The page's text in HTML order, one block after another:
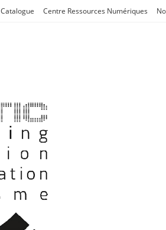
Catalogue Centre Ressources Numériques